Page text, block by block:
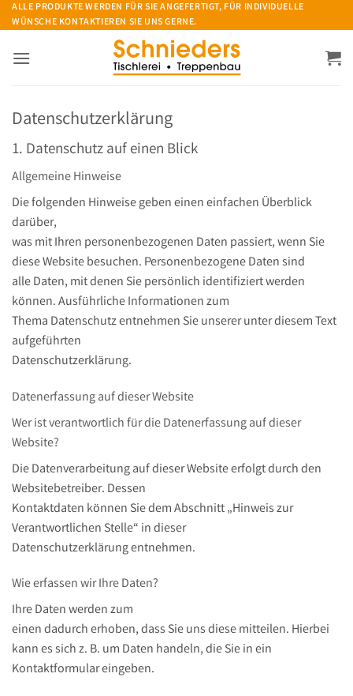
Zum
Inhalt
springen
ALLE PRODUKTE WERDEN FÜR SIE ANGEFERTIGT, FÜR INDIVIDUELLE
WÜNSCHE KONTAKTIEREN SIE UNS GERNE.
Datenschutz­erklärung
1. Datenschutz auf einen Blick
Allgemeine Hinweise
Die folgenden Hinweise geben einen einfachen Überblick
darüber,
was mit Ihren personenbezogenen Daten passiert, wenn Sie
diese Website besuchen. Personenbezogene Daten sind
alle Daten, mit denen Sie persönlich identifiziert werden
können. Ausführliche Informationen zum
Thema Datenschutz entnehmen Sie unserer unter diesem Text
aufgeführten
Datenschutzerklärung.
Datenerfassung auf dieser Website
Wer ist verantwortlich für die Datenerfassung auf dieser
Website?
Die Datenverarbeitung auf dieser Website erfolgt durch den
Websitebetreiber. Dessen
Kontaktdaten können Sie dem Abschnitt „Hinweis zur
Verantwortlichen Stelle“ in dieser
Datenschutzerklärung entnehmen.
Wie erfassen wir Ihre Daten?
Ihre Daten werden zum
einen dadurch erhoben, dass Sie uns diese mitteilen. Hierbei
kann es sich z. B. um Daten handeln, die Sie in ein
Kontaktformular eingeben.